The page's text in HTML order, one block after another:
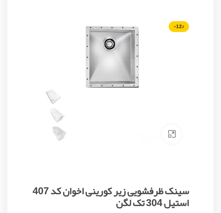
-12%
سینک ظرفشویی زیر کورینی اخوان کد 407
استیل 304 تک لگن